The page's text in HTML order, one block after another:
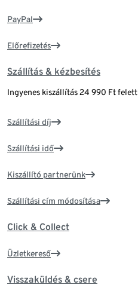
PayPal
Előrefizetés
Szállítás & kézbesítés
Ingyenes kiszállítás 24 990 Ft felett
Szállítási díj
Szállítási idő
Kiszállító partnerünk
Szállítási cím módosítása
Click & Collect
Üzletkereső
Visszaküldés & csere